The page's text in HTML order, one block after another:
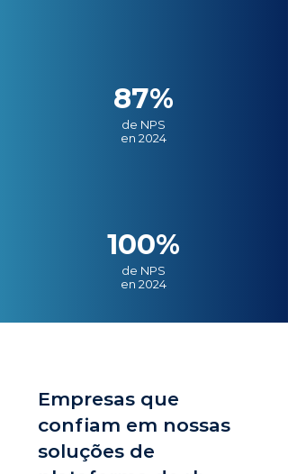
87%
de NPS
en 2024
100%
de NPS
en 2024
Empresas que
confiam em nossas
soluções de